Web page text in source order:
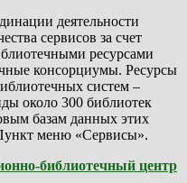
деятельности
сервисов за счет
ресурсами
консорциумы. Ресурсы
систем –
около 300 библиотек
базам данных этих
меню «Сервисы».
библиотечный центр